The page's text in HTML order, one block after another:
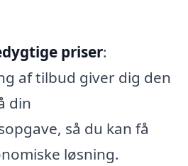
priser:
af tilbud giver dig den
din
så du kan få
løsning.